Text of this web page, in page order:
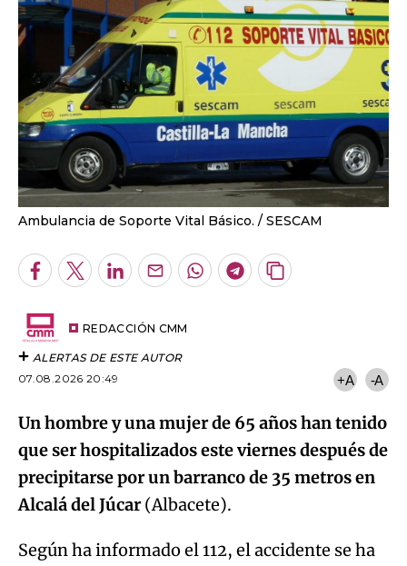
Ambulancia de Soporte Vital Básico. SESCAM
Facebook
TwitterLinkedInEnviarWhatsapp
Telegram
Copiar
REDACCIÓN CMM
ALERTAS DE ESTE AUTOR
07.08.2026 20:49
+A -A
Un hombre y una mujer de 65 años han tenido
que ser hospitalizados este viernes después de
precipitarse por un barranco de 35 metros en
Alcalá del Júcar(Albacete).
Según ha informado el 112, el accidente se ha